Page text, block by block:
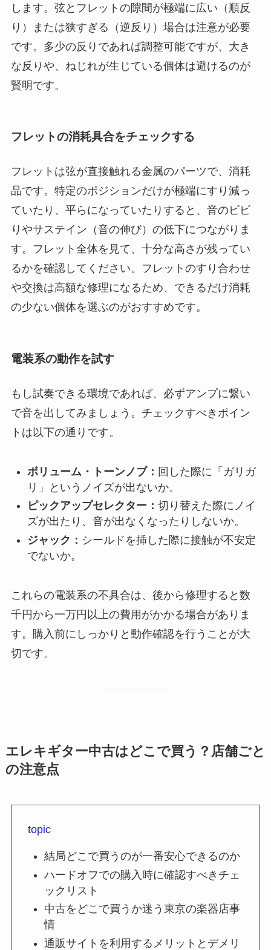
します。弦とフレットの隙間が極端に広い（順反
り）または狭すぎる（逆反り）場合は注意が必要
です。多少の反りであれば調整可能ですが、大き
な反りや、ねじれが生じている個体は避けるのが
賢明です。
フレットの消耗具合をチェックする
フレットは弦が直接触れる金属のパーツで、消耗
品です。特定のポジションだけが極端にすり減っ
ていたり、平らになっていたりすると、音のビビ
りやサステイン（音の伸び）の低下につながりま
す。フレット全体を見て、十分な高さが残ってい
るかを確認してください。フレットのすり合わせ
や交換は高額な修理になるため、できるだけ消耗
の少ない個体を選ぶのがおすすめです。
電装系の動作を試す
もし試奏できる環境であれば、必ずアンプに繋い
で音を出してみましょう。チェックすべきポイン
トは以下の通りです。
ボリューム・トーンノブ： 回した際に「ガリガ
リ」というノイズが出ないか。
ピックアップセレクター： 切り替えた際にノイ
ズが出たり、音が出なくなったりしないか。
ジャック： シールドを挿した際に接触が不安定
でないか。
これらの電装系の不具合は、後から修理すると数
千円から一万円以上の費用がかかる場合がありま
す。購入前にしっかりと動作確認を行うことが大
切です。
エレキギター中古はどこで買う？店舗ごと
の注意点
topic
結局どこで買うのが一番安心できるのか
ハードオフでの購入時に確認すべきチェ
ックリスト
中古をどこで買うか迷う東京の楽器店事
情
通販サイトを利用するメリットとデメリ